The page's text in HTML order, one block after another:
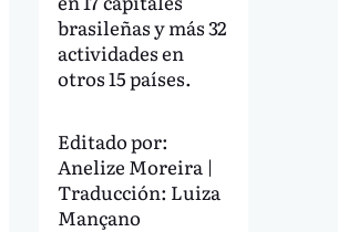
brasileñas y más 32
actividades en
otros 15 países.
Editado por:
Anelize Moreira |
Traducción: Luiza
Mançano